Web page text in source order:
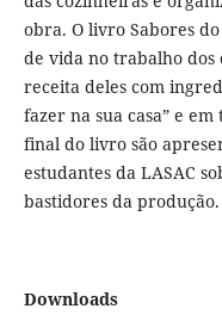
obra. O livro Sabores
de vida no trabalho dos
receita deles com
fazer na sua casa” e em
final do livro são
estudantes da LASAC
bastidores da produção.
Downloads